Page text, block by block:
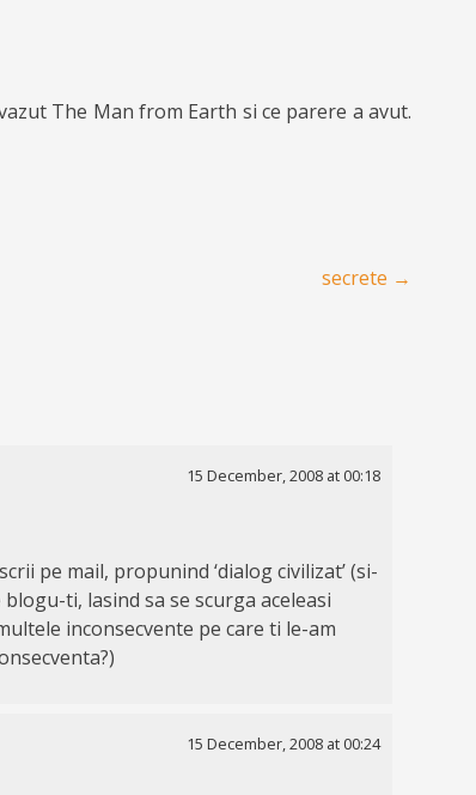
The Man from Earth si ce parere a avut.
secrete →
15 December, 2008 at 00:18
pe mail, propunind ‘dialog civilizat’ (si-
ti, lasind sa se scurga aceleasi
inconsecvente pe care ti le-am
15 December, 2008 at 00:24